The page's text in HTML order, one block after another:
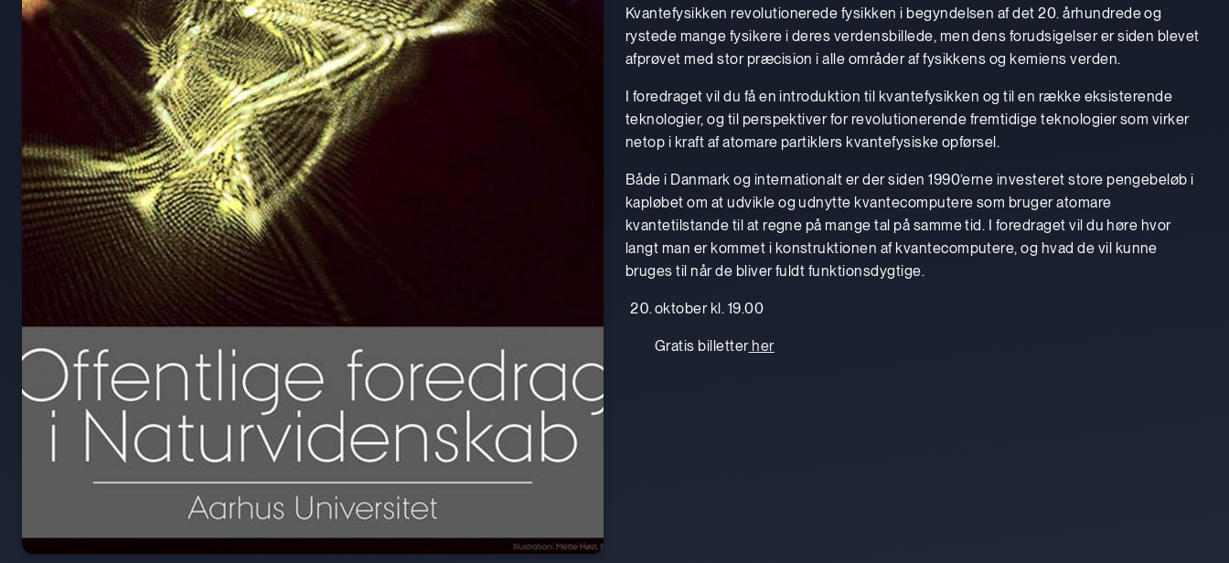
Kvantefysikken revolutionerede fysikken i begyndelsen af det 20. århundrede og
rystede mange fysikere i deres verdensbillede, men dens forudsigelser er siden blevet
afprøvet med stor præcision i alle områder af fysikkens og kemiens verden.
I foredraget vil du få en introduktion til kvantefysikken og til en række eksisterende
teknologier, og til perspektiver for revolutionerende fremtidige teknologier som virker
netop i kraft af atomare partiklers kvantefysiske opførsel.
Både i Danmark og internationalt er der siden 1990’erne investeret store pengebeløb i
kapløbet om at udvikle og udnytte kvantecomputere som bruger atomare
kvantetilstande til at regne på mange tal på samme tid. I foredraget vil du høre hvor
langt man er kommet i konstruktionen af kvantecomputere, og hvad de vil kunne
bruges til når de bliver fuldt funktionsdygtige.
oktober kl. 19.00
Gratis billetterher